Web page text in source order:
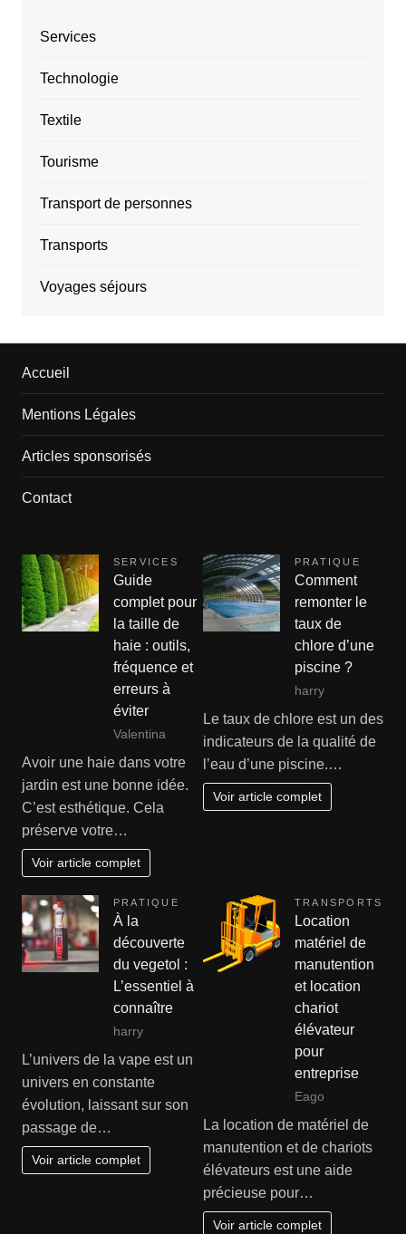
Services
Technologie
Textile
Tourisme
Transport de personnes
Transports
Voyages séjours
Accueil
Mentions Légales
Articles sponsorisés
Contact
SERVICES
Guide
complet pour
la taille de
haie : outils,
fréquence et
erreurs à
éviter
Valentina
Avoir une haie dans votre
jardin est une bonne idée.
C’est esthétique. Cela
préserve votre…
Voir article complet
PRATIQUE
Comment
remonter le
taux de
chlore d’une
piscine ?
harry
Le taux de chlore est un des
indicateurs de la qualité de
l’eau d’une piscine.…
Voir article complet
PRATIQUE
À la
découverte
du vegetol :
L’essentiel à
connaître
harry
L’univers de la vape est un
univers en constante
évolution, laissant sur son
passage de…
Voir article complet
TRANSPORTS
Location
matériel de
manutention
et location
chariot
élévateur
pour
entreprise
Eago
La location de matériel de
manutention et de chariots
élévateurs est une aide
précieuse pour…
Voir article complet